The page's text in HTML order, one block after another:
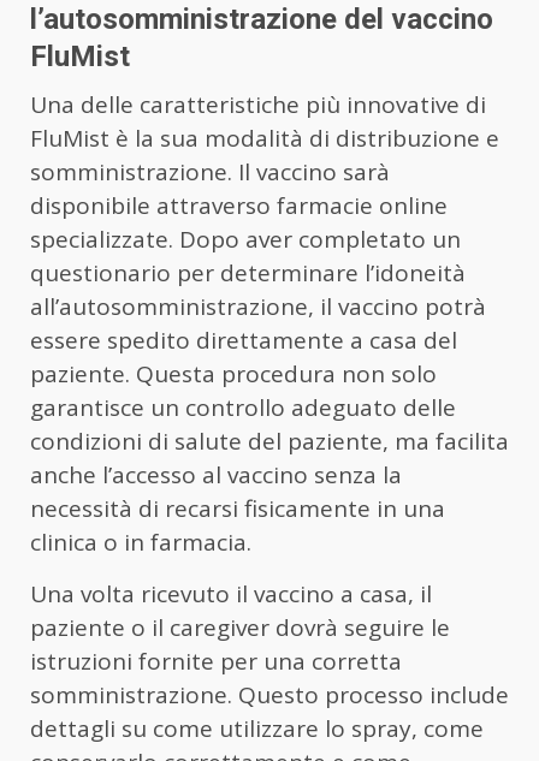
l’autosomministrazione del vaccino
FluMist
Una delle caratteristiche più innovative di
FluMist è la sua modalità di distribuzione e
somministrazione. Il vaccino sarà
disponibile attraverso farmacie online
specializzate. Dopo aver completato un
questionario per determinare l’idoneità
all’autosomministrazione, il vaccino potrà
essere spedito direttamente a casa del
paziente. Questa procedura non solo
garantisce un controllo adeguato delle
condizioni di salute del paziente, ma facilita
anche l’accesso al vaccino senza la
necessità di recarsi fisicamente in una
clinica o in farmacia.
Una volta ricevuto il vaccino a casa, il
paziente o il caregiver dovrà seguire le
istruzioni fornite per una corretta
somministrazione. Questo processo include
dettagli su come utilizzare lo spray, come